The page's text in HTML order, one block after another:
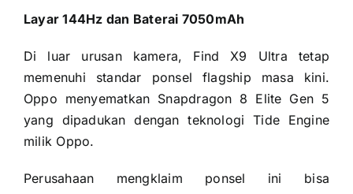
Layar 144Hz dan Baterai 7050mAh
Di luar urusan kamera, Find X9 Ultra tetap
memenuhi standar ponsel flagship masa kini.
Oppo menyematkan Snapdragon 8 Elite Gen 5
yang dipadukan dengan teknologi Tide Engine
milik Oppo.
Perusahaan mengklaim ponsel ini bisa